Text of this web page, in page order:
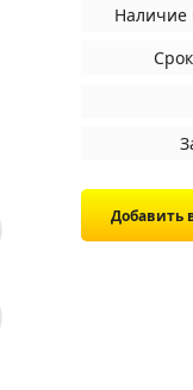
Наличие